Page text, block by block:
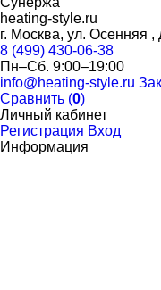
heating-style.ru
г. Москва, ул. Осенняя
8 (499) 430-06-38
Пн–Сб. 9:00–19:00
info@heating-style.ru
Сравнить (0)
Личный кабинет
Регистрация Вход
Информация